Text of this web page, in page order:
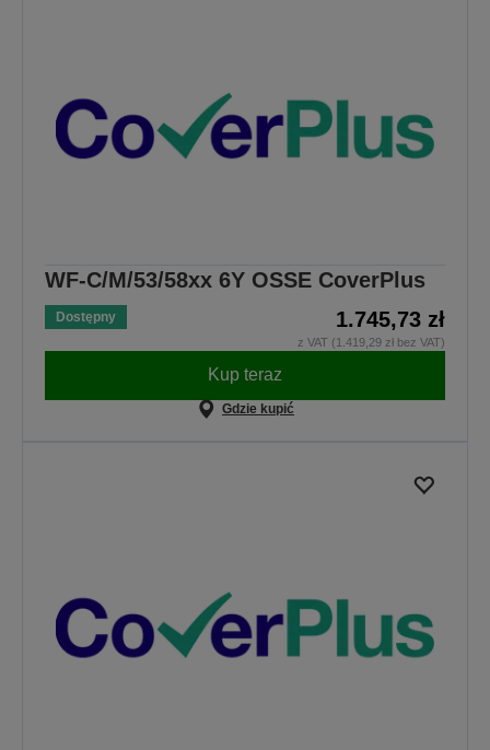
WF-C/M/53/58xx 6Y OSSE CoverPlus
Dostępny 1.745,73 zł
z VAT (1.419,29 zł bez VAT)
Kup teraz
Gdzie kupić